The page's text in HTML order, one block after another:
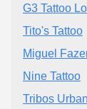
G3 Tattoo
Tito's Tattoo
Miguel
Nine Tattoo
Tribos